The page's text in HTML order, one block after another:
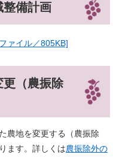
整備計画
ァイル／805KB]
更（農振除
農地を変更する（農振除
ます。詳しくは農振除外の